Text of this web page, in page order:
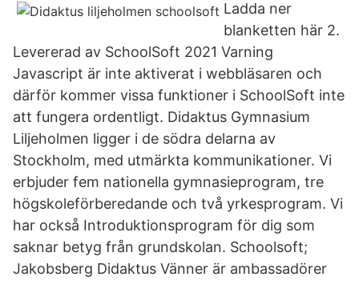
Ladda ner
blanketten här 2.
Levererad av SchoolSoft 2021 Varning
Javascript är inte aktiverat i webbläsaren och
därför kommer vissa funktioner i SchoolSoft inte
att fungera ordentligt. Didaktus Gymnasium
Liljeholmen ligger i de södra delarna av
Stockholm, med utmärkta kommunikationer. Vi
erbjuder fem nationella gymnasieprogram, tre
högskoleförberedande och två yrkesprogram. Vi
har också Introduktionsprogram för dig som
saknar betyg från grundskolan. Schoolsoft;
Jakobsberg Didaktus Vänner är ambassadörer